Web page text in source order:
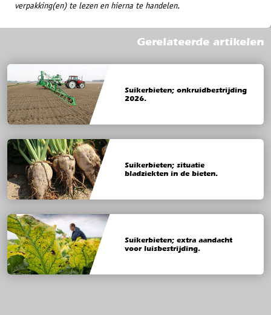
verpakking(en) te lezen en hierna te handelen.
Gerelateerde artikelen
Suikerbieten; onkruidbestrijding
2026.
Suikerbieten; situatie
bladziekten in de bieten.
Suikerbieten; extra aandacht
voor luisbestrijding.